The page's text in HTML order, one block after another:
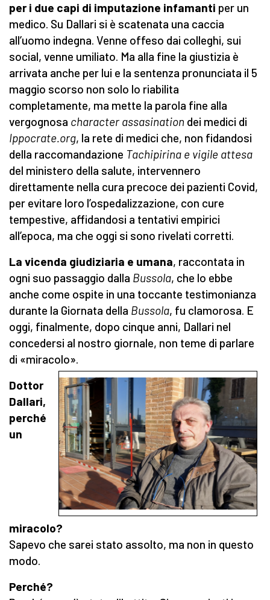
per i due capi di imputazione infamanti per un
medico. Su Dallari si è scatenata una caccia
all’uomo indegna. Venne offeso dai colleghi, sui
social, venne umiliato. Ma alla fine la giustizia è
arrivata anche per lui e la sentenza pronunciata il 5
maggio scorso non solo lo riabilita
completamente, ma mette la parola fine alla
vergognosa character assasination dei medici di
Ippocrate.org, la rete di medici che, non fidandosi
della raccomandazione Tachipirina e vigile attesa
del ministero della salute, intervennero
direttamente nella cura precoce dei pazienti Covid,
per evitare loro l’ospedalizzazione, con cure
tempestive, affidandosi a tentativi empirici
all’epoca, ma che oggi si sono rivelati corretti.
La vicenda giudiziaria e umana, raccontata in
ogni suo passaggio dalla Bussola, che lo ebbe
anche come ospite in una toccante testimonianza
durante la Giornata della Bussola, fu clamorosa. E
oggi, finalmente, dopo cinque anni, Dallari nel
concedersi al nostro giornale, non teme di parlare
di «miracolo».
Dottor
Dallari,
perché
un
miracolo?
Sapevo che sarei stato assolto, ma non in questo
modo.
Perché?